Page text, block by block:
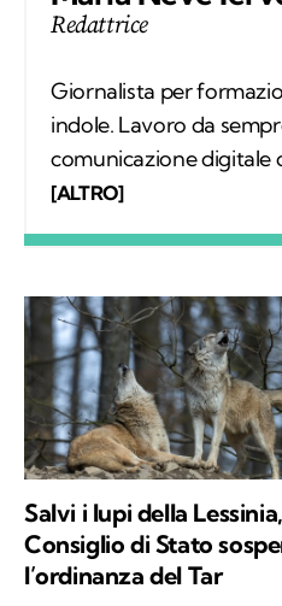
Redattrice
Giornalista per
indole. Lavoro da
comunicazione digitale
mondo della carta
all’aria aperta, e
percorsi di trekking
di Kodami ho ritrovato i
approccio consapevole
del mondo.
[ALTRO]
Salvi i lupi della
Consiglio di Stato
l’ordinanza del Tar